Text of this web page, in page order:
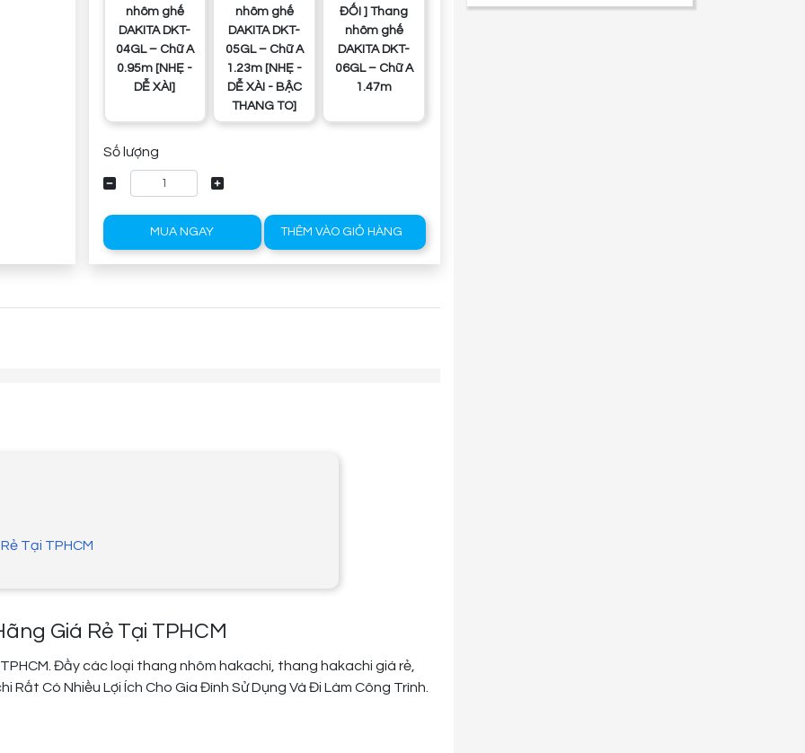
nhôm ghế
DAKITA DKT-
04GL – Chữ A
0.95m [NHẸ -
DỄ XÀI]
nhôm ghế
DAKITA DKT-
05GL – Chữ A
1.23m [NHẸ -
DỄ XÀI - BẬC
THANG TO]
ĐỐI ] Thang
nhôm ghế
DAKITA DKT-
06GL – Chữ A
1.47m
Số lượng
MUA NGAY THÊM VÀO GIỎ HÀNG
Tại TPHCM
Giá Rẻ Tại TPHCM
Có Nhiều Lợi Ích Cho Gia Đình Sử Dụng Và Đi Làm Công Trình.